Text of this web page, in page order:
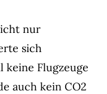
nur
sich
keine Flugzeuge
auch kein CO2